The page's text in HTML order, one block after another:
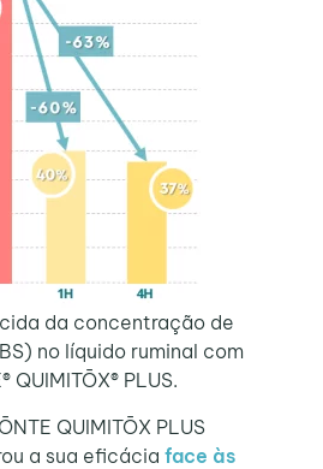
da concentração de
no líquido ruminal com
QUIMITŌX® PLUS.
QUIMITŌX PLUS
a sua eficácia face às